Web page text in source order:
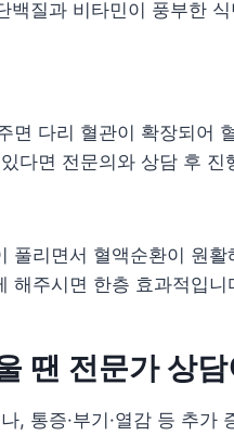
질과 비타민이 풍부한
면 다리 혈관이 확장되어
다면 전문의와 상담 후 진
풀리면서 혈액순환이 원
해주시면 한층 효과적입니
땐 전문가 상
, 통증·부기·열감 등 추가